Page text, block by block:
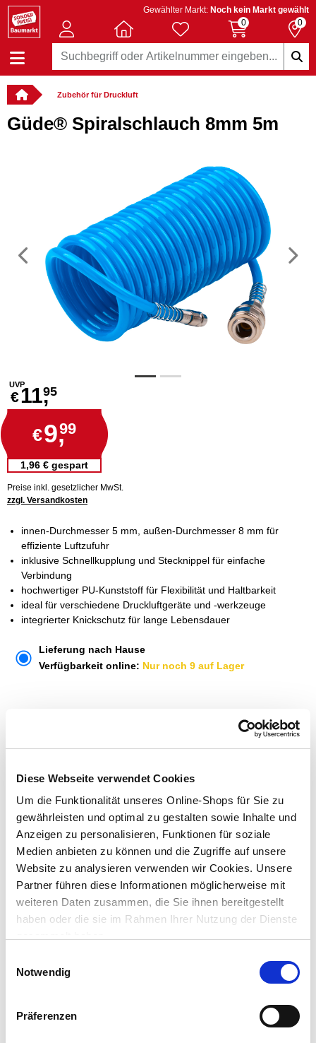
Diese Webseite verwendet Cookies
Um die Funktionalität unseres Online-Shops für Sie zu
gewährleisten und optimal zu gestalten sowie Inhalte und
Anzeigen zu personalisieren, Funktionen für soziale
Medien anbieten zu können und die Zugriffe auf unsere
Website zu analysieren verwenden wir Cookies. Unsere
Partner führen diese Informationen möglicherweise mit
weiteren Daten zusammen, die Sie ihnen bereitgestellt
haben oder die sie im Rahmen Ihrer Nutzung der Dienste
Notwendig
Präferenzen
Gewählter Markt: Noch kein Markt gewählt
0
0
Zubehör für Druckluft
Güde® Spiralschlauch 8mm 5m
Vorheriges
UVP
€11,95
€9,99
1,96 € gespart
Preise inkl. gesetzlicher MwSt.
zzgl. Versandkosten
innen-Durchmesser 5 mm, außen-Durchmesser 8 mm für
effiziente Luftzufuhr
inklusive Schnellkupplung und Stecknippel für einfache
Verbindung
hochwertiger PU-Kunststoff für Flexibilität und Haltbarkeit
ideal für verschiedene Druckluftgeräte und -werkzeuge
integrierter Knickschutz für lange Lebensdauer
Lieferung nach Hause
Verfügbarkeit online: Nur noch 9 auf Lager
Um Abholung im Markt nutzen zu können, wähle zunächst
Verfügbarkeit:
Menge
In den Warenkorb
Merken
ZUBEHÖR UND PASSENDE ARTIKEL: